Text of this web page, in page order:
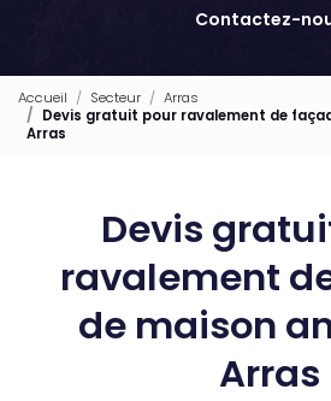
Contactez-
Accueil Secteur
Arras
Devis gratuit pour ravalement de
Arras
Devis
ravalement
de maison
Arras